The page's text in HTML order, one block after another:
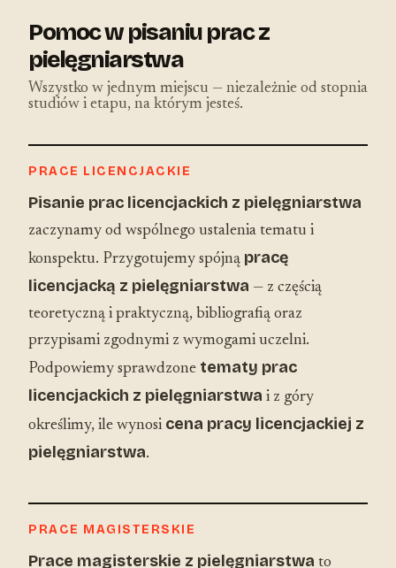
Pomoc w pisaniu prac z
pielęgniarstwa
Wszystko w jednym miejscu — niezależnie od stopnia
studiów i etapu, na którym jesteś.
PRACE LICENCJACKIE
Pisanie prac licencjackich z pielęgniarstwa
zaczynamy od wspólnego ustalenia tematu i
konspektu. Przygotujemy spójną pracę
licencjacką z pielęgniarstwa — z częścią
teoretyczną i praktyczną, bibliografią oraz
przypisami zgodnymi z wymogami uczelni.
Podpowiemy sprawdzone tematy prac
licencjackich z pielęgniarstwa i z góry
określimy, ile wynosi cena pracy licencjackiej z
pielęgniarstwa.
PRACE MAGISTERSKIE
Prace magisterskie z pielęgniarstwa to